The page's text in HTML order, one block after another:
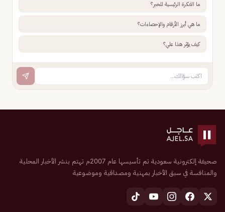
ما الفكرة الرئيسية للخبر؟
ما هي أبرز الأرقام والإحصاءات؟
كيف يؤثر هذا علي؟
صحيفة إلكترونية سعودية تم تأسيسها عام 2007م تهتم بنشر الأخبار المحلية
والمنافسة في سبق الأخبار بمهنية ومصداقية وموضوعية